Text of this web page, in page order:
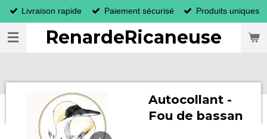
Passer
au
contenu
principal
RenardeRicaneuse
Livraison rapide Paiement sécurisé Produits uniques
Autocollant -
Fou de bassan